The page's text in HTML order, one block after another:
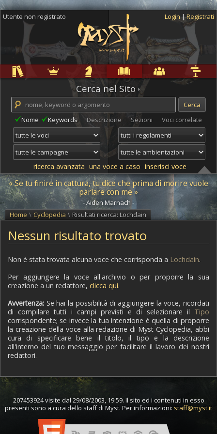
Utente non registrato Login |Registrati
Cerca nel Sito
Nome Keywords Descrizione Sezioni Voci correlate
ricerca avanzata una voce a caso inserisci voce
« Se tu finire in cattura, tu dice che prima di morire vuole
parlare con me »
- Aiden Marnach -
Home \ Cyclopedia \ Risultati ricerca: Lochdain
Nessun risultato trovato
Non è stata trovata alcuna voce che corrisponda a Lochdain.
Per aggiungere la voce all'archivio o per proporre la sua
creazione a un redattore, clicca qui.
Avvertenza: Se hai la possibilità di aggiungere la voce, ricordati
di compilare tutti i campi previsti e di selezionare il Tipo
corrispondente; se invece la tua intenzione è quella di proporre
la creazione della voce alla redazione di Myst Cyclopedia, abbi
cura di specificare bene il titolo, il tipo e la descrizione
all'interno del tuo messaggio per facilitare il lavoro dei nostri
redattori.
207453924 visite dal 29/08/2003, 19:59. Il sito ed i contenuti in esso
presenti sono a cura dello staff di Myst. Per informazioni: staff@myst.it